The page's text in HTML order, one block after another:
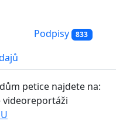
Podpisy 833
petice najdete na:
videoreportáži